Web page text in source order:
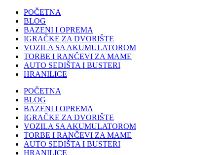
POČETNA
BLOG
BAZENI I OPREMA
IGRAČKE ZA DVORIŠTE
VOZILA SA AKUMULATOROM
TORBE I RANČEVI ZA MAME
AUTO SEDIŠTA I BUSTERI
HRANILICE
POČETNA
BLOG
BAZENI I OPREMA
IGRAČKE ZA DVORIŠTE
VOZILA SA AKUMULATOROM
TORBE I RANČEVI ZA MAME
AUTO SEDIŠTA I BUSTERI
HRANILICE